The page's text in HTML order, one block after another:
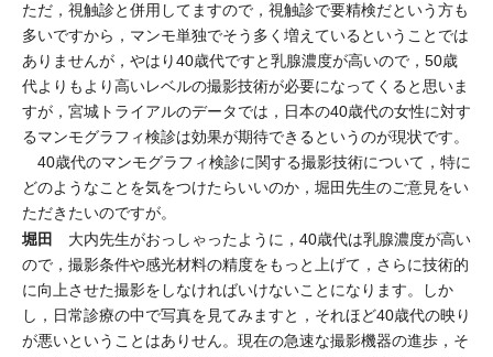
ただ，視触診と併用してますので，視触診で要精検だという方も
多いですから，マンモ単独でそう多く増えているということでは
ありませんが，やはり40歳代ですと乳腺濃度が高いので，50歳
代よりもより高いレベルの撮影技術が必要になってくると思いま
すが，宮城トライアルのデータでは，日本の40歳代の女性に対す
るマンモグラフィ検診は効果が期待できるというのが現状です。
40歳代のマンモグラフィ検診に関する撮影技術について，特に
どのようなことを気をつけたらいいのか，堀田先生のご意見をい
ただきたいのですが。
堀田 大内先生がおっしゃったように，40歳代は乳腺濃度が高い
ので，撮影条件や感光材料の精度をもっと上げて，さらに技術的
に向上させた撮影をしなければいけないことになります。しか
し，日常診療の中で写真を見てみますと，それほど40歳代の映り
が悪いということはありせん。現在の急速な撮影機器の進歩，そ